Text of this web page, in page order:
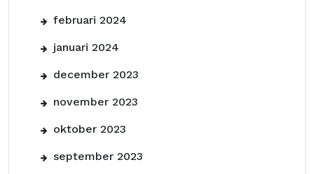
februari 2024
januari 2024
december 2023
november 2023
oktober 2023
september 2023